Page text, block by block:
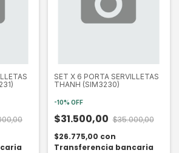
SET X 6 PORTA SERVILLETAS
THANH (SIM3230)
-10% OFF
$31.500,00 $35.000,00
$26.775,00 con
Transferencia bancaria